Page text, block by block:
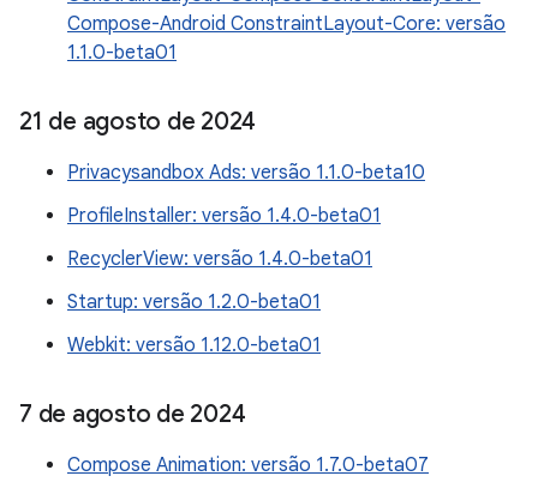
Compose-Android ConstraintLayout-Core: versão
1.1.0-beta01
21 de agosto de 2024
Privacysandbox Ads: versão 1.1.0-beta10
ProfileInstaller: versão 1.4.0-beta01
RecyclerView: versão 1.4.0-beta01
Startup: versão 1.2.0-beta01
Webkit: versão 1.12.0-beta01
7 de agosto de 2024
Compose Animation: versão 1.7.0-beta07